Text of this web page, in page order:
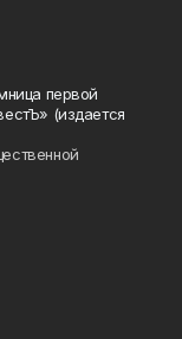
первой
(издается